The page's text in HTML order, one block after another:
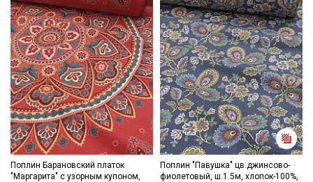
Поплин Барановский платок
"Маргарита" с узорным купоном,
Поплин "Павушка" цв.джинсово-
фиолетовый, ш.1.5м, хлопок-100%,
Секретная рассылка от Купава
Мы публикуем здесь дополнительные
промокоды и скидки до 30% на узкие
категории тканей